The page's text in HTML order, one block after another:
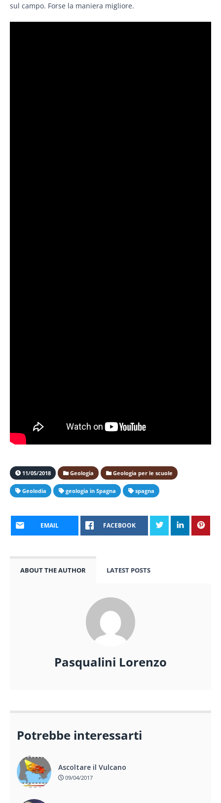
sul campo. Forse la maniera migliore.
11/05/2018 Geologia Geologia per le scuole
Geolodia geologia in Spagna spagna
EMAIL FACEBOOK
ABOUT THE AUTHOR LATEST POSTS
Pasqualini Lorenzo
Potrebbe interessarti
Ascoltare il Vulcano
09/04/2017